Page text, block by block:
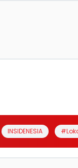
INSIDENESIA